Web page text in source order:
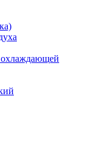
охлаждающей